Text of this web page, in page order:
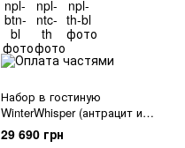
Набор в гостиную
WinterWhisper (антрацит и
графит)
29 690 грн